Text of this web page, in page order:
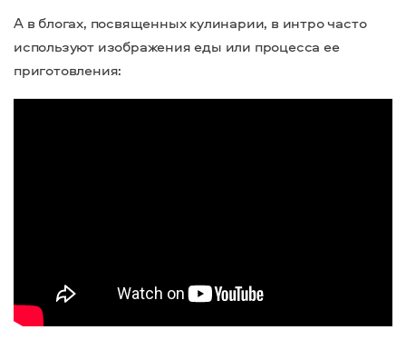
А в блогах, посвященных кулинарии, в интро часто
используют изображения еды или процесса ее
приготовления: